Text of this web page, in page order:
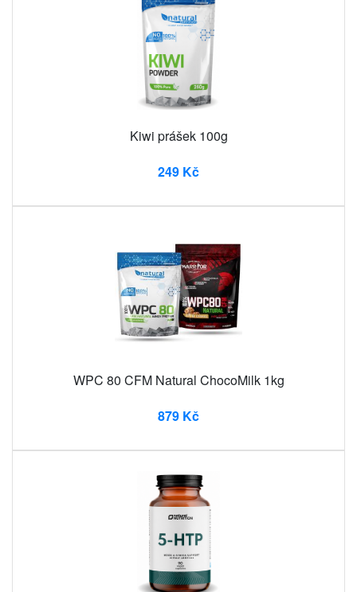
Kiwi prášek 100g
249 Kč
WPC 80 CFM Natural ChocoMilk 1kg
879 Kč